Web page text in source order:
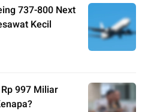
737-800 Next
Kecil
997 Miliar